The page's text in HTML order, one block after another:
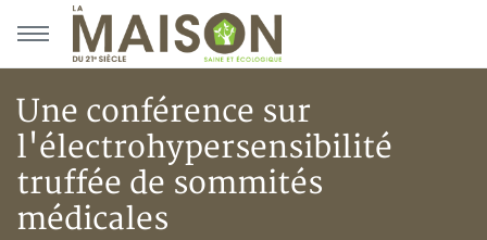
Aller au menu principal
Aller au contenu principal
Une conférence sur
l'électrohypersensibilité
truffée de sommités
médicales